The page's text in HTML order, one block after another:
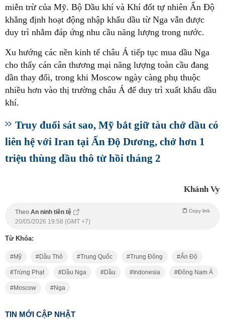
miễn trừ của Mỹ. Bộ Dầu khí và Khí đốt tự nhiên Ấn Độ
khẳng định hoạt động nhập khẩu dầu từ Nga vẫn được
duy trì nhằm đáp ứng nhu cầu năng lượng trong nước.
Xu hướng các nền kinh tế châu Á tiếp tục mua dầu Nga
cho thấy cán cân thương mại năng lượng toàn cầu đang
dần thay đổi, trong khi Moscow ngày càng phụ thuộc
nhiều hơn vào thị trường châu Á để duy trì xuất khẩu dầu
khí.
Truy đuổi sát sao, Mỹ bắt giữ tàu chở dầu có
liên hệ với Iran tại Ấn Độ Dương, chở hơn 1
triệu thùng dầu thô từ hồi tháng 2
Khánh Vy
Theo An ninh tiền tệ Copy link
20/05/2026 19:58 (GMT +7)
Từ Khóa:
Mỹ Dầu Thô Trung Quốc Trung Đông Ấn Độ
Trừng Phạt Dầu Nga Dầu Indonesia Đông Nam Á
Moscow Nga
TIN MỚI CẬP NHẬT